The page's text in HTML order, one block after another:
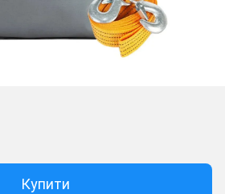
Купити